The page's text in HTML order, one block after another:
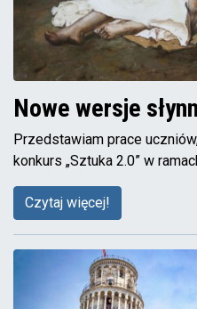
Nowe wersje
Przedstawiam prace
konkurs „Sztuka 2.0” w
Czytaj więcej!